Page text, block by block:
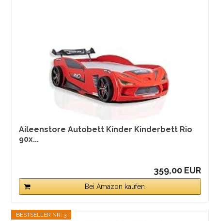
Aileenstore Autobett Kinder Kinderbett Rio
90x...
359,00 EUR
Bei Amazon kaufen
BESTSELLER NR. 3